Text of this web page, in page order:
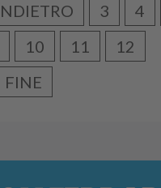
3 4
10 11
12
FINE